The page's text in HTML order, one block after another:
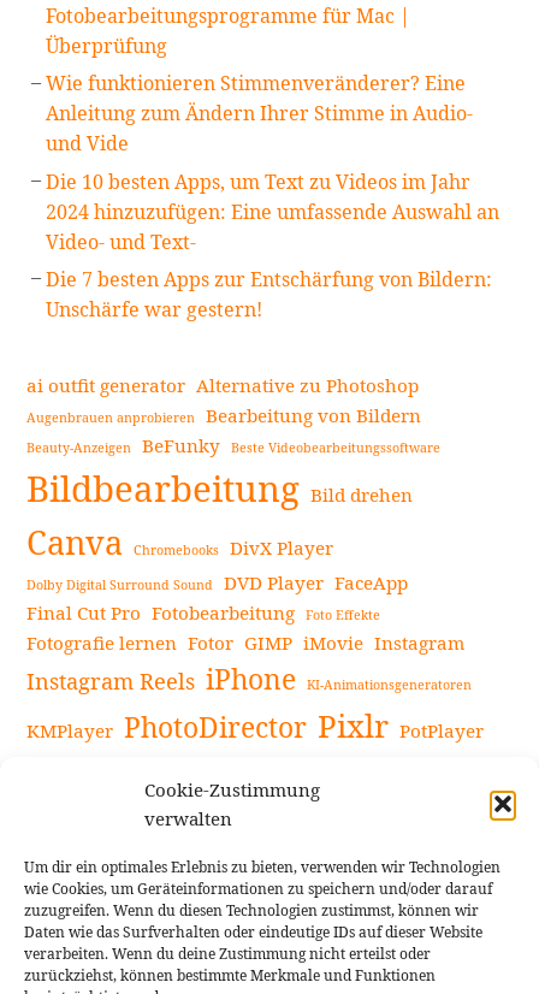
Cookie-Zustimmung
verwalten
Um dir ein optimales Erlebnis zu bieten, verwenden wir Technologien
wie Cookies, um Geräteinformationen zu speichern und/oder darauf
zuzugreifen. Wenn du diesen Technologien zustimmst, können wir
Daten wie das Surfverhalten oder eindeutige IDs auf dieser Website
verarbeiten. Wenn du deine Zustimmung nicht erteilst oder
zurückziehst, können bestimmte Merkmale und Funktionen
Fotobearbeitungsprogramme für Mac |
Überprüfung
Wie funktionieren Stimmenveränderer? Eine
Anleitung zum Ändern Ihrer Stimme in Audio-
und Vide
Die 10 besten Apps, um Text zu Videos im Jahr
2024 hinzuzufügen: Eine umfassende Auswahl an
Video- und Text-
Die 7 besten Apps zur Entschärfung von Bildern:
Unschärfe war gestern!
ai outfit generator Alternative zu Photoshop
Augenbrauen anprobieren Bearbeitung von Bildern
Beauty-Anzeigen BeFunky Beste Videobearbeitungssoftware
Bildbearbeitung Bild drehen
Canva Chromebooks DivX Player
Dolby Digital Surround Sound DVD Player FaceApp
Final Cut Pro Fotobearbeitung Foto Effekte
Fotografie lernen Fotor GIMP iMovie Instagram
Instagram Reels iPhone KI-Animationsgeneratoren
KMPlayer PhotoDirector Pixlr PotPlayer
Snapseed
Videoaufnahmen Tipps Videobearbeitung
Videoeffekte Vlogit YouTube-Kanal YouTube-Videos